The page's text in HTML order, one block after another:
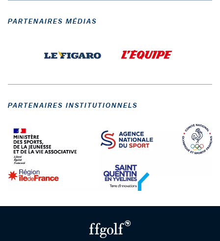
PARTENAIRES MÉDIAS
PARTENAIRES INSTITUTIONNELS